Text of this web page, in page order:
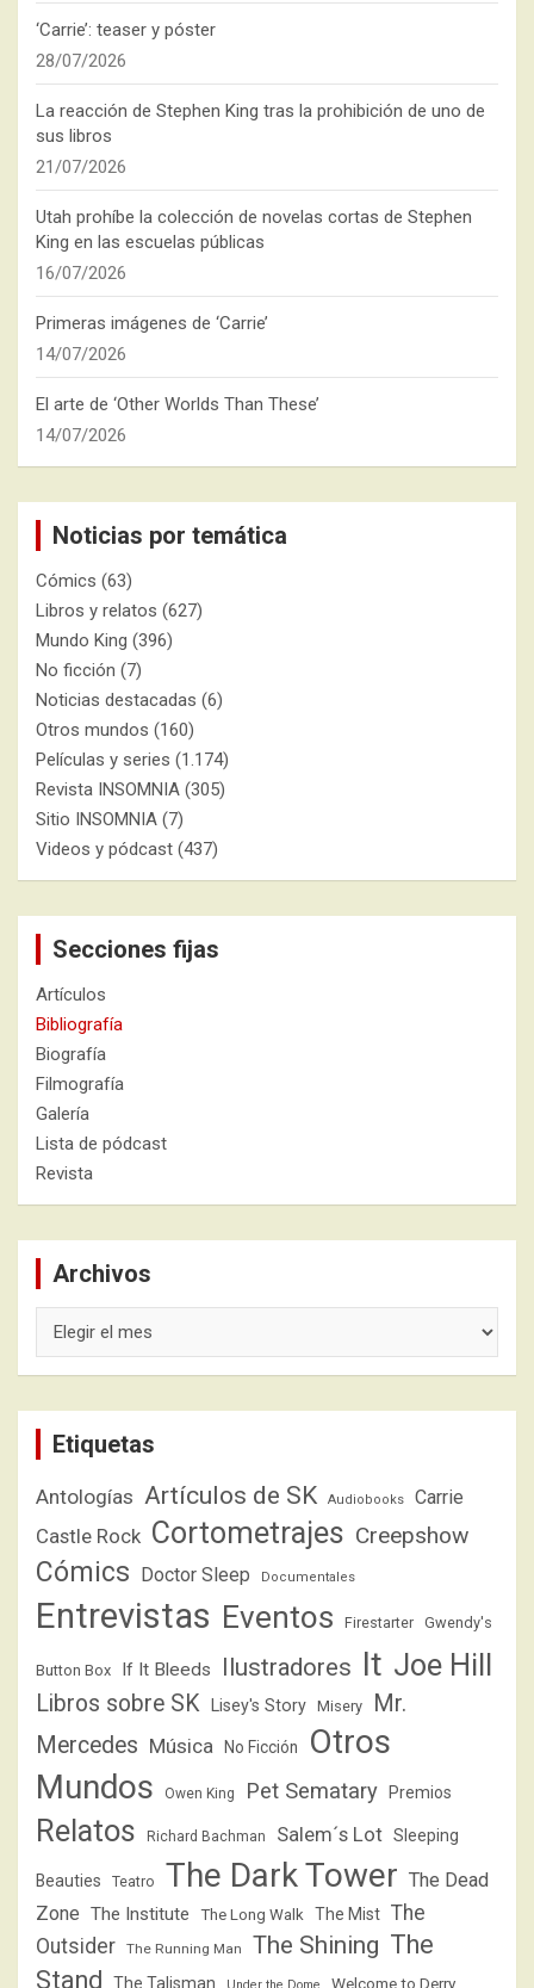
‘Carrie’: teaser y póster
28/07/2026
La reacción de Stephen King tras la prohibición de uno de
sus libros
21/07/2026
Utah prohíbe la colección de novelas cortas de Stephen
King en las escuelas públicas
16/07/2026
Primeras imágenes de ‘Carrie’
14/07/2026
El arte de ‘Other Worlds Than These’
14/07/2026
Noticias por temática
Cómics (63)
Libros y relatos (627)
Mundo King (396)
No ficción (7)
Noticias destacadas (6)
Otros mundos (160)
Películas y series (1.174)
Revista INSOMNIA (305)
Sitio INSOMNIA (7)
Videos y pódcast (437)
Secciones fijas
Artículos
Bibliografía
Biografía
Filmografía
Galería
Lista de pódcast
Revista
Archivos
Etiquetas
Antologías Artículos de SK Audiobooks Carrie
Castle Rock Cortometrajes Creepshow
Cómics Doctor Sleep Documentales
Entrevistas Eventos Firestarter Gwendy's
Button Box If It Bleeds Ilustradores It Joe Hill
Libros sobre SK Lisey's Story Misery
Mr.
Mercedes Música No Ficción
Otros
Mundos
Owen King Pet Sematary Premios
Relatos Richard Bachman Salem´s Lot Sleeping
Beauties Teatro The Dark Tower The Dead
Zone The Institute The Long Walk The Mist The
Outsider
The Running Man The Shining The
Stand
The Talisman Welcome to Derry